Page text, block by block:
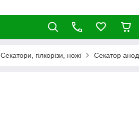
Секатори, гілкорізи, ножі Секатор